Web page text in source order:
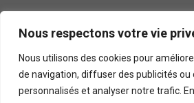
Nous respectons votre vie
Nous utilisons des cookies pour
de navigation, diffuser des publicités ou
personnalisés et analyser notre trafic.